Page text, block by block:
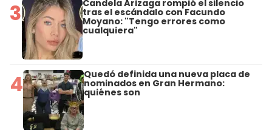
3 Candela Arizaga rompió el silencio
tras el escándalo con Facundo
Moyano: "Tengo errores como
cualquiera"
4 Quedó definida una nueva placa de
nominados en Gran Hermano:
quiénes son